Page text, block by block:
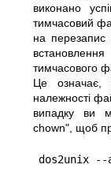
виконано
тимчасовий
на
тимчасового
Це означає,
належності
випадку ви
chown" , щоб